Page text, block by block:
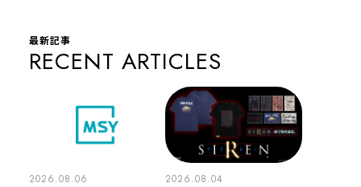
最新記事
RECENT ARTICLES
2026.08.06 2026.08.04